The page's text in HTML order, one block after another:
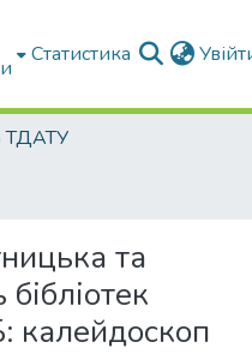
Статистика
ТДАТУ
та
калейдоскоп